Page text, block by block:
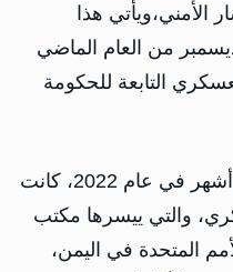
هذا
من العام الماضي
التابعة للحكومة
ومنذ الهدنة التي استمرت ستة أشهر في عام 2022، كانت
والتي ييسرها مكتب
المتحدة في اليمن،